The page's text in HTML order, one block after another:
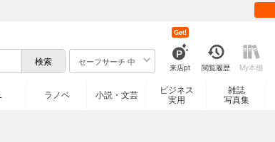
セーフサーチ 中
来店pt
Get!
閲覧履歴 My本棚
ラノベ 小説・文芸
ビジネス
実用
雑誌
写真集